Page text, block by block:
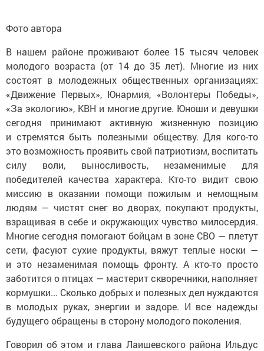
Фото автора
В нашем районе проживают более 15 тысяч человек
молодого возраста (от 14 до 35 лет). Многие из них
состоят в молодежных общественных организациях:
«Движение Первых», Юнармия, «Волонтеры Победы»,
«За экологию», КВН и многие другие. Юноши и девушки
сегодня принимают активную жизненную позицию
и стремятся быть полезными обществу. Для кого-то
это возможность проявить свой патриотизм, воспитать
силу воли, выносливость, незаменимые для
победителей качества характера. Кто-то видит свою
миссию в оказании помощи пожилым и немощным
людям — чистят снег во дворах, покупают продукты,
взращивая в себе и окружающих чувство милосердия.
Многие сегодня помогают бойцам в зоне СВО — плетут
сети, фасуют сухие продукты, вяжут теплые носки —
и это незаменимая помощь фронту. А кто-то просто
заботится о птицах — мастерит скворечники, наполняет
кормушки... Сколько добрых и полезных дел нуждаются
в молодых руках, энергии и задоре. И все надежды
будущего обращены в сторону молодого поколения.
Говорил об этом и глава Лаишевского района Ильдус